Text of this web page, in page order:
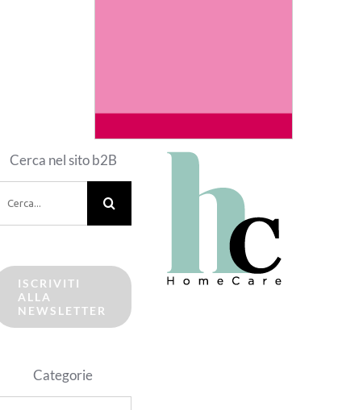
Cerca nel sito b2B
per:
ISCRIVITI
ALLA
NEWSLETTER
Categorie